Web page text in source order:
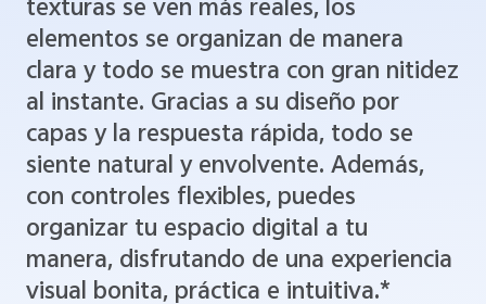
texturas se ven más reales, los
elementos se organizan de manera
clara y todo se muestra con gran nitidez
al instante. Gracias a su diseño por
capas y la respuesta rápida, todo se
siente natural y envolvente. Además,
con controles flexibles, puedes
organizar tu espacio digital a tu
manera, disfrutando de una experiencia
visual bonita, práctica e intuitiva.*